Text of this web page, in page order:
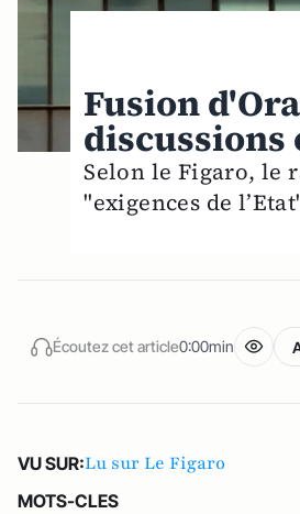
Fusion
discussions
Selon le Figaro, le
"exigences de
Écoutez cet article0:00min
VU SUR:Lu sur Le Figaro
MOTS-CLES